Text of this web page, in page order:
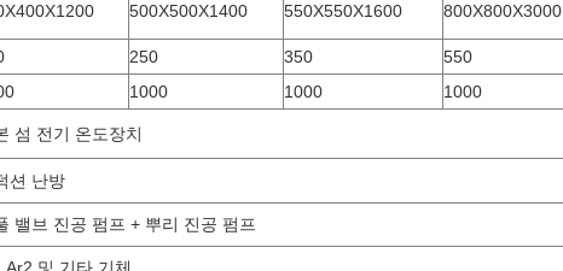
500X500X1400 550X550X1600 800X800X3000
250 350
550
1000 1000 1000
섬 전기 온도장치
션 난방
밸브 진공 펌프 + 뿌리 진공 펌프